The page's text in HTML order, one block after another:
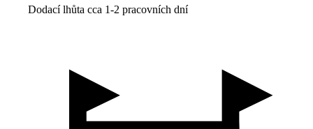
Dodací lhůta cca 1-2 pracovních dní